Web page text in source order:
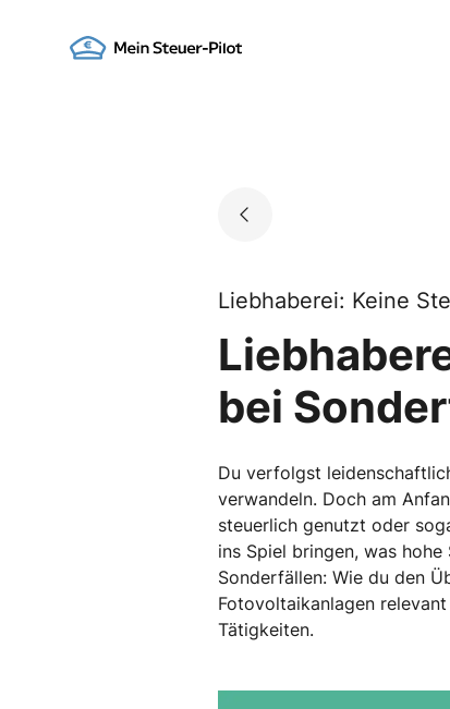
Go to landing page.
Liebhaberei: Keine
bei
Du verfolgst
verwandeln. Doch am
steuerlich genutzt oder
ins Spiel bringen, was
Sonderfällen: Wie du den
Fotovoltaikanlagen
Tätigkeiten.